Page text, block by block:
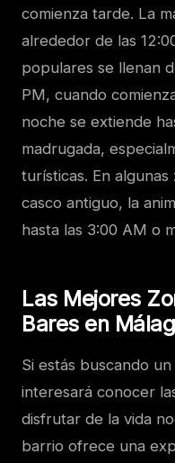
comienza tarde. La
alrededor de las
populares se llenan
PM, cuando
noche se extiende
madrugada,
turísticas. En
casco antiguo, la
hasta las 3:00 AM o
Las Mejores
Bares en
Si estás buscando
interesará conocer
disfrutar de la vida
barrio ofrece una